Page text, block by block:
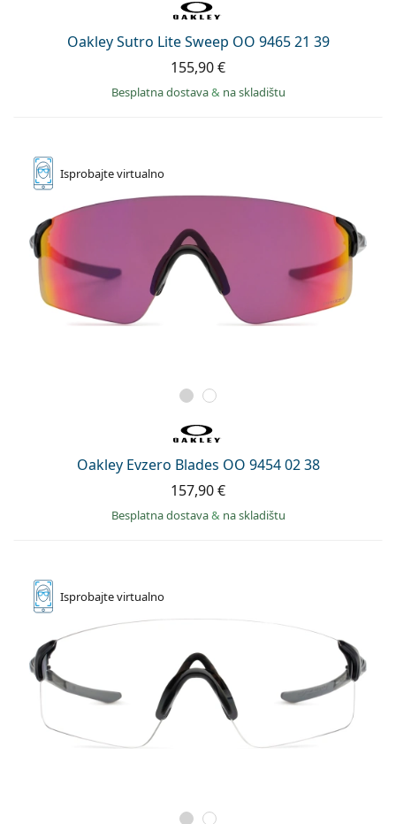
Oakley Sutro Lite Sweep OO 9465 21 39
155,90 €
Besplatna dostava& na skladištu
Isprobajtevirtualno
Oakley Evzero Blades OO 9454 02 38
157,90 €
Besplatna dostava& na skladištu
Isprobajtevirtualno